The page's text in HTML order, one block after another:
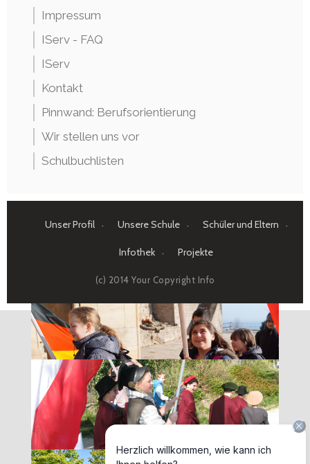
Impressum
IServ - FAQ
IServ
Kontakt
Pinnwand: Berufsorientierung
Wir stellen uns vor
Schulbuchlisten
Unser Profil Unsere Schule Schüler und Eltern
Infothek Projekte
(c) 2014 Your Copyright Info